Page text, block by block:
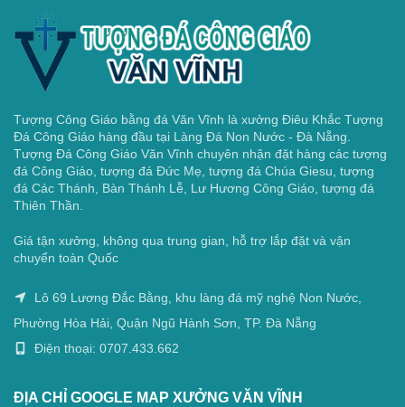
Tượng Công Giáo bằng đá Văn Vĩnh là xưởng Điêu Khắc Tượng
Đá Công Giáo hàng đầu tại Làng Đá Non Nước - Đà Nẵng.
Tượng Đá Công Giáo Văn Vĩnh chuyên nhận đặt hàng các tượng
đá Công Giáo, tượng đá Đức Mẹ, tượng đá Chúa Giesu, tượng
đá Các Thánh, Bàn Thánh Lễ, Lư Hương Công Giáo, tượng đá
Thiên Thần.
Giá tận xưởng, không qua trung gian, hỗ trợ lắp đặt và vận
chuyển toàn Quốc
Lô 69 Lương Đắc Bằng, khu làng đá mỹ nghệ Non Nước,
Phường Hòa Hải, Quận Ngũ Hành Sơn, TP. Đà Nẵng
Điện thoại: 0707.433.662
ĐỊA CHỈ GOOGLE MAP XƯỞNG VĂN VĨNH